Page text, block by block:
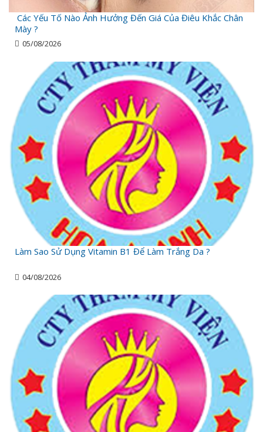
Các Yếu Tố Nào Ảnh Hưởng Đến Giá Của Điêu Khắc Chân
Mày ?
05/08/2026
Làm Sao Sử Dụng Vitamin B1 Để Làm Trắng Da ?
04/08/2026